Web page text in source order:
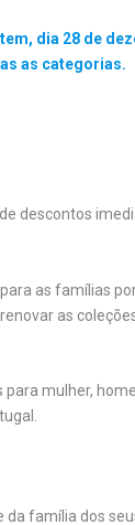
dia 28 de
as categorias.
descontos
as famílias
as
mulher,
da família dos